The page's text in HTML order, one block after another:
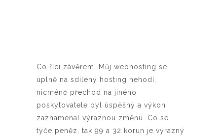
Co říci závěrem. Můj webhosting se
úplně na sdílený hosting nehodí,
nicméně přechod na jiného
poskytovatele byl úspěšný a výkon
zaznamenal výraznou změnu. Co se
týče peněz, tak 99 a 32 korun je výrazný